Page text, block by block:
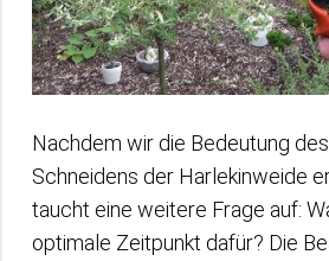
Nachdem wir die Bedeutung
Schneidens der Harlekinweide
taucht eine weitere Frage auf:
optimale Zeitpunkt dafür? Die